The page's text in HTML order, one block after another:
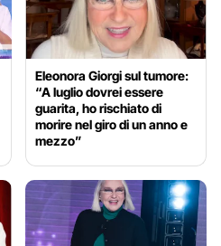
Eleonora Giorgi sul tumore:
“A luglio dovrei essere
guarita, ho rischiato di
morire nel giro di un anno e
mezzo”